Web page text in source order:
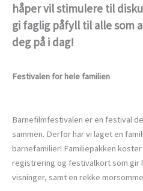
håper vil stimulere til
gi faglig påfyll til alle som
deg på i dag!
Festivalen for hele familien
Barnefilmfestivalen er en festival
sammen. Derfor har vi laget en
barnefamilier! Familiepakken
registrering og festivalkort som gir
visninger, samt en rekke